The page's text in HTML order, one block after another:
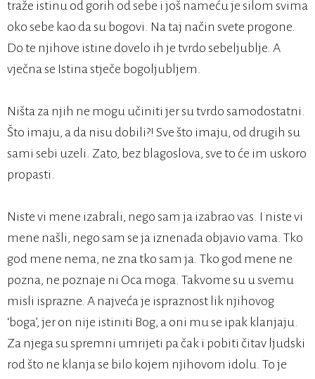
traže istinu od gorih od sebe i još nameću je silom svima
oko sebe kao da su bogovi. Na taj način svete progone.
Do te njihove istine dovelo ih je tvrdo sebeljublje. A
vječna se Istina stječe bogoljubljem.
Ništa za njih ne mogu učiniti jer su tvrdo samodostatni.
Što imaju, a da nisu dobili?! Sve što imaju, od drugih su
sami sebi uzeli. Zato, bez blagoslova, sve to će im uskoro
propasti.
Niste vi mene izabrali, nego sam ja izabrao vas. I niste vi
mene našli, nego sam se ja iznenada objavio vama. Tko
god mene nema, ne zna tko sam ja. Tko god mene ne
pozna, ne poznaje ni Oca moga. Takvome su u svemu
misli isprazne. A najveća je ispraznost lik njihovog
‘boga’, jer on nije istiniti Bog, a oni mu se ipak klanjaju.
Za njega su spremni umrijeti pa čak i pobiti čitav ljudski
rod što ne klanja se bilo kojem njihovom idolu. To je